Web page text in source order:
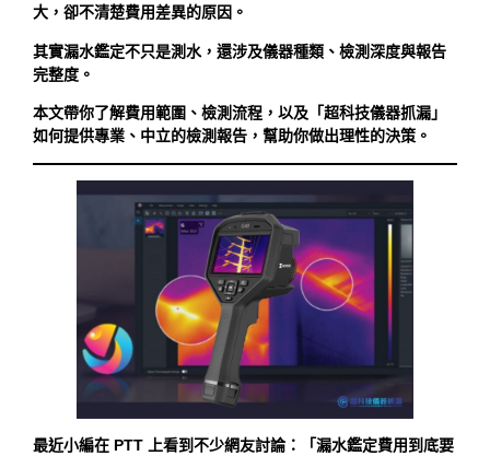
大，卻不清楚費用差異的原因。
其實漏水鑑定不只是測水，還涉及儀器種類、檢測深度與報告
完整度。
本文帶你了解費用範圍、檢測流程，以及「超科技儀器抓漏」
如何提供專業、中立的檢測報告，幫助你做出理性的決策。
最近小編在 PTT 上看到不少網友討論：「漏水鑑定費用到底要